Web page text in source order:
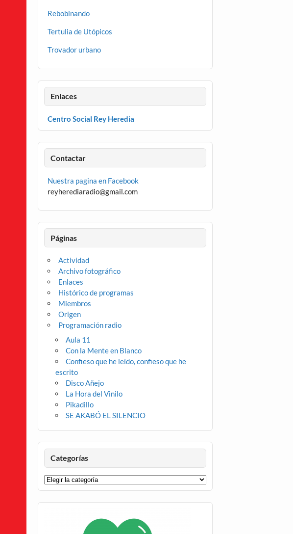
Rebobinando
Tertulia de Utópicos
Trovador urbano
Enlaces
Centro Social Rey Heredia
Contactar
Nuestra pagina en Facebook
reyherediaradio@gmail.com
Páginas
Actividad
Archivo fotográfico
Enlaces
Histórico de programas
Miembros
Origen
Programación radio
Aula 11
Con la Mente en Blanco
Confieso que he leído, confieso que he
escrito
Disco Añejo
La Hora del Vinilo
Pikadillo
SE AKABÓ EL SILENCIO
Categorías
Categorías